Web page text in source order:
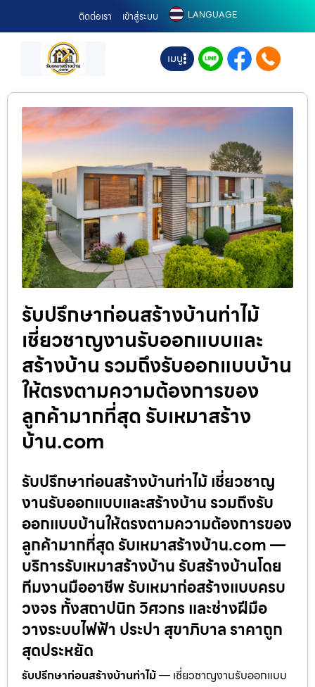
ติดต่อเรา เข้าสู่ระบบ LANGUAGE
เมนู
รับปรึกษาก่อนสร้างบ้านท่าไม้
เชี่ยวชาญงานรับออกแบบและ
สร้างบ้าน รวมถึงรับออกแบบบ้าน
ให้ตรงตามความต้องการของ
ลูกค้ามากที่สุด รับเหมาสร้าง
บ้าน.com
รับปรึกษาก่อนสร้างบ้านท่าไม้ เชี่ยวชาญ
งานรับออกแบบและสร้างบ้าน รวมถึงรับ
ออกแบบบ้านให้ตรงตามความต้องการของ
ลูกค้ามากที่สุด รับเหมาสร้างบ้าน.com —
บริการรับเหมาสร้างบ้าน รับสร้างบ้านโดย
ทีมงานมืออาชีพ รับเหมาก่อสร้างแบบครบ
วงจร ทั้งสถาปนิก วิศวกร และช่างฝีมือ
วางระบบไฟฟ้า ประปา สุขาภิบาล ราคาถูก
สุดประหยัด
รับปรึกษาก่อนสร้างบ้านท่าไม้— เชี่ยวชาญงานรับออกแบบ